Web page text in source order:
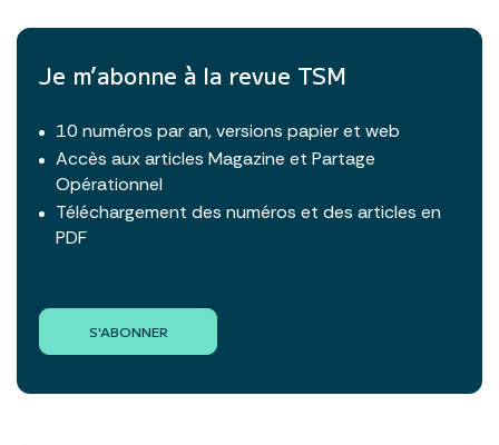
Je m’abonne à la revue TSM
10 numéros par an, versions papier et web
Accès aux articles Magazine et Partage
Opérationnel
Téléchargement des numéros et des articles en
PDF
S'ABONNER